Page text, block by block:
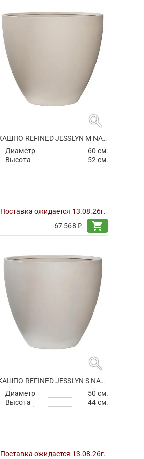
search
КАШПО REFINED JESSLYN M NATURAL WHITE
Диаметр
60 см.
Высота
52 см.
Поставка ожидается 13.08.26г.
67 568 ₽
shopping_cart
search
КАШПО REFINED JESSLYN S NATURAL WHITE
Диаметр
50 см.
Высота
44 см.
Поставка ожидается 13.08.26г.